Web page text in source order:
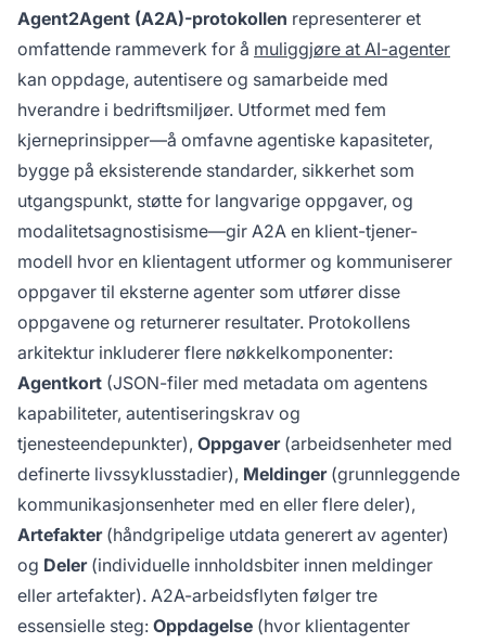
Agent2Agent (A2A)-protokollen representerer et
omfattende rammeverk for å muliggjøre at AI-agenter
kan oppdage, autentisere og samarbeide med
hverandre i bedriftsmiljøer. Utformet med fem
kjerneprinsipper—å omfavne agentiske kapasiteter,
bygge på eksisterende standarder, sikkerhet som
utgangspunkt, støtte for langvarige oppgaver, og
modalitetsagnostisisme—gir A2A en klient-tjener-
modell hvor en klientagent utformer og kommuniserer
oppgaver til eksterne agenter som utfører disse
oppgavene og returnerer resultater. Protokollens
arkitektur inkluderer flere nøkkelkomponenter:
Agentkort (JSON-filer med metadata om agentens
kapabiliteter, autentiseringskrav og
tjenesteendepunkter), Oppgaver(arbeidsenheter med
definerte livssyklusstadier), Meldinger(grunnleggende
kommunikasjonsenheter med en eller flere deler),
Artefakter(håndgripelige utdata generert av agenter)
og Deler(individuelle innholdsbiter innen meldinger
eller artefakter). A2A-arbeidsflyten følger tre
essensielle steg: Oppdagelse (hvor klientagenter